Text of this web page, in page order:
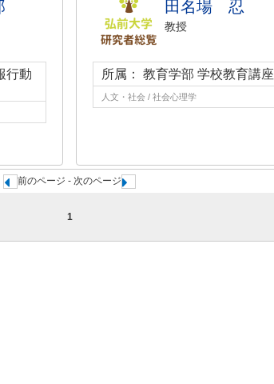
行動
田名場 忍
教授
所属： 教育学部 学校教育講座
人文・社会 / 社会心理学
前のページ - 次のページ
1